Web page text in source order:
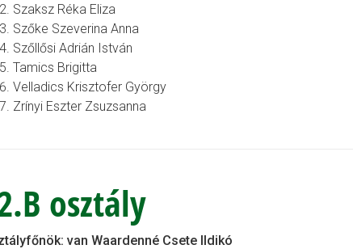
Szaksz Réka Eliza
Szőke Szeverina Anna
Szőllősi Adrián István
Tamics Brigitta
Velladics Krisztofer György
Zrínyi Eszter Zsuzsanna
osztály
van Waardenné Csete Ildikó